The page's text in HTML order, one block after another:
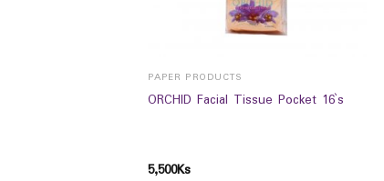
PAPER PRODUCTS
ORCHID Facial Tissue Pocket 16`s
5,500Ks